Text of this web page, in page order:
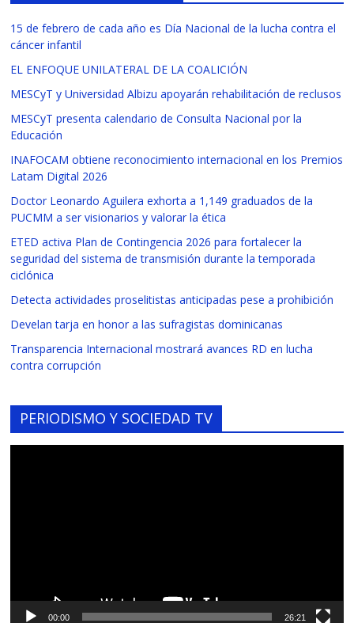
15 de febrero de cada año es Día Nacional de la lucha contra el
cáncer infantil
EL ENFOQUE UNILATERAL DE LA COALICIÓN
MESCyT y Universidad Albizu apoyarán rehabilitación de reclusos
MESCyT presenta calendario de Consulta Nacional por la
Educación
INAFOCAM obtiene reconocimiento internacional en los Premios
Latam Digital 2026
Doctor Leonardo Aguilera exhorta a 1,149 graduados de la
PUCMM a ser visionarios y valorar la ética
ETED activa Plan de Contingencia 2026 para fortalecer la
seguridad del sistema de transmisión durante la temporada
ciclónica
Detecta actividades proselitistas anticipadas pese a prohibición
Develan tarja en honor a las sufragistas dominicanas
Transparencia Internacional mostrará avances RD en lucha
contra corrupción
PERIODISMO Y SOCIEDAD TV
00:00 26:21